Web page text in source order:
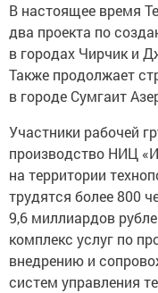
В настоящее время
два проекта по
в городах Чирчик и
Также продолжает
в городе Сумгаит
Участники рабочей
производство НИЦ
на территории
трудятся более 800
9,6 миллиардов
комплекс услуг по
внедрению и
систем управления